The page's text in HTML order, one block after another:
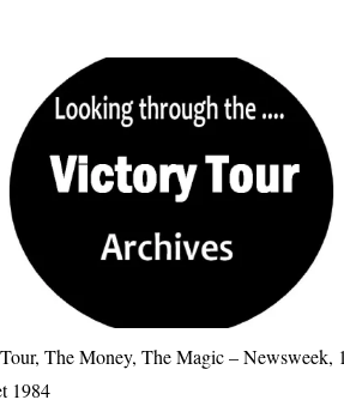
The Money, The Magic – Newsweek,
1984